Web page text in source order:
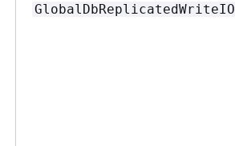
GlobalDbReplicatedWriteIO